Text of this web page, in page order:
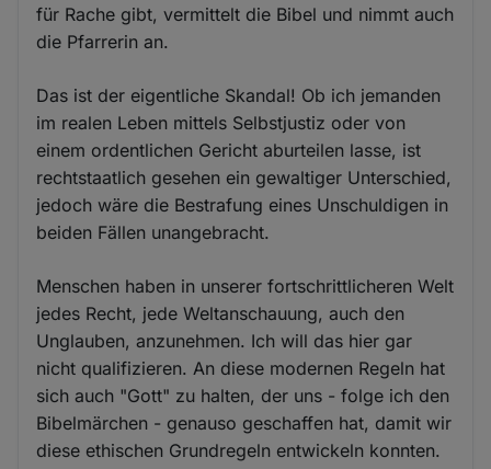
für Rache gibt, vermittelt die Bibel und nimmt auch
die Pfarrerin an.
Das ist der eigentliche Skandal! Ob ich jemanden
im realen Leben mittels Selbstjustiz oder von
einem ordentlichen Gericht aburteilen lasse, ist
rechtstaatlich gesehen ein gewaltiger Unterschied,
jedoch wäre die Bestrafung eines Unschuldigen in
beiden Fällen unangebracht.
Menschen haben in unserer fortschrittlicheren Welt
jedes Recht, jede Weltanschauung, auch den
Unglauben, anzunehmen. Ich will das hier gar
nicht qualifizieren. An diese modernen Regeln hat
sich auch "Gott" zu halten, der uns - folge ich den
Bibelmärchen - genauso geschaffen hat, damit wir
diese ethischen Grundregeln entwickeln konnten.